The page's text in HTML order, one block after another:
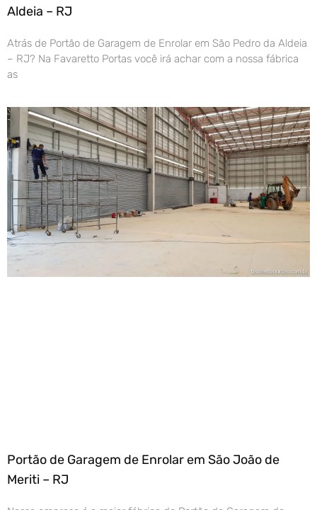
Aldeia – RJ
Atrás de Portão de Garagem de Enrolar em São Pedro da Aldeia
– RJ? Na Favaretto Portas você irá achar com a nossa fábrica
as
Portão de Garagem de Enrolar em São João de
Meriti – RJ